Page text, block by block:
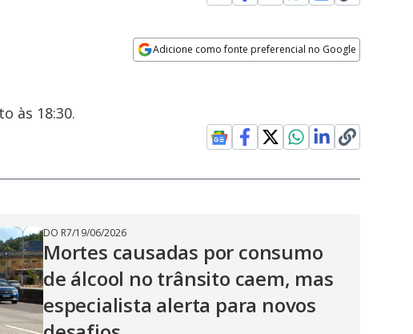
Adicione como fonte preferencial no Google
às 18:30.
DO R7/19/06/2026
Mortes causadas por consumo
de álcool no trânsito caem, mas
especialista alerta para novos